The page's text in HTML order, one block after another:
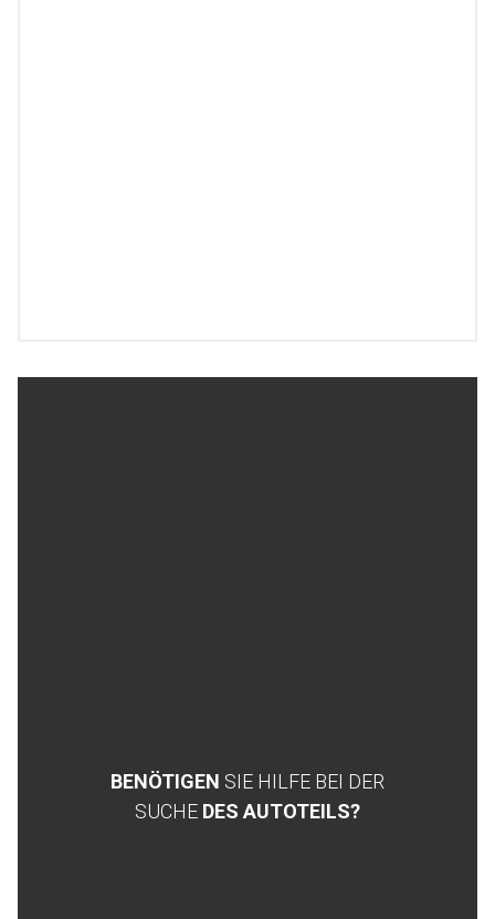
BENÖTIGEN SIE HILFE BEI DER
SUCHE DES AUTOTEILS?